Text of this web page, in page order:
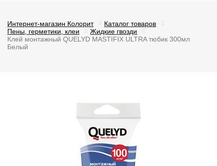
Интернет-магазин Колорит
Каталог товаров
Пены, герметики, клеи
Жидкие гвозди
Клей монтажный QUELYD MASTIFIX ULTRA тюбик 300мл
Белый